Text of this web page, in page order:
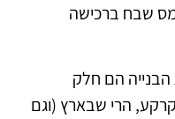
מס שבח ברכישה
הבנייה הם חלק
הרי שבארץ (וגם